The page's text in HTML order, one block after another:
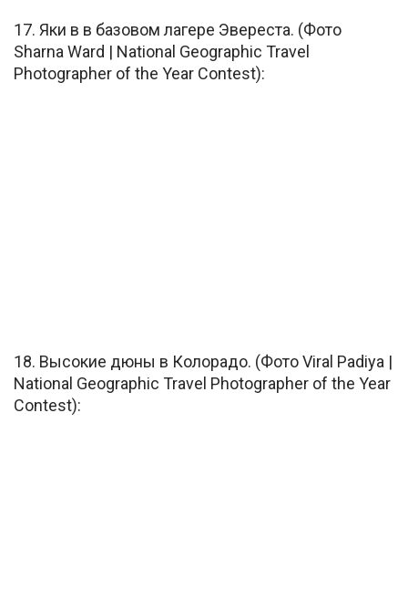
17. Яки в в базовом лагере Эвереста. (Фото
Sharna Ward | National Geographic Travel
Photographer of the Year Contest):
18. Высокие дюны в Колорадо. (Фото Viral Padiya |
National Geographic Travel Photographer of the Year
Contest):